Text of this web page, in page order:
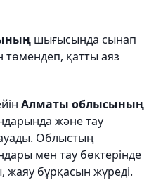
шығысында сынап
төмендеп, қатты аяз
Алматы облысының
және тау
Облыстың
мен тау бөктерінде
жаяу бұрқасын жүреді.